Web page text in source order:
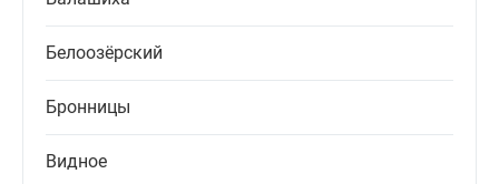
Белоозёрский
Бронницы
Видное